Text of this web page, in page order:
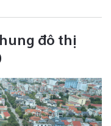
đô thị